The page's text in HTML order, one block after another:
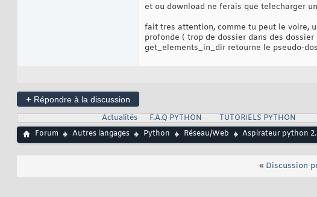
et ou download ne ferais que telecharger
fait tres attention, comme tu peut le voire,
profonde ( trop de dossier dans des
get_elements_in_dir retourne le pseudo-
+ Répondre à la discussion
Actualités
F.A.Q PYTHON TUTORIELS PYTHON
Forum
Autres langages Python Réseau/Web Aspirateur python
« Discussion